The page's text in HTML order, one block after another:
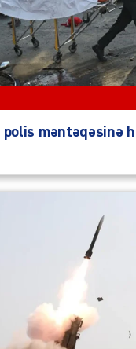
polis məntəqəsinə